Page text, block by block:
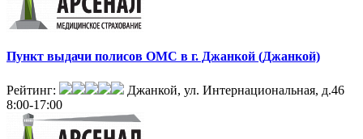
Пункт выдачи полисов ОМС в г. Джанкой (Джанкой)
Рейтинг:
Джанкой, ул. Интернациональная, д.46
8:00-17:00